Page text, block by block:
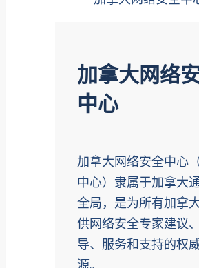
加拿大网络
中心
加拿大网络安全中心
中心）隶属于加拿大
全局，是为所有加拿
供网络安全专家建议
导、服务和支持的权